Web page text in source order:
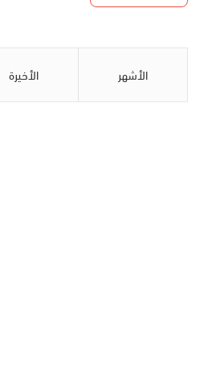
الأشهر الأخيرة